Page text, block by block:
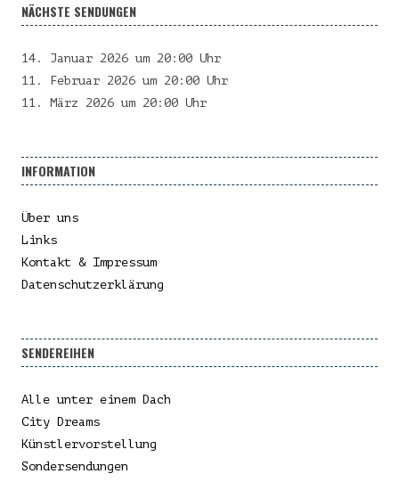
NÄCHSTE SENDUNGEN
14. Januar 2026 um 20:00 Uhr
11. Februar 2026 um 20:00 Uhr
11. März 2026 um 20:00 Uhr
INFORMATION
Über uns
Links
Kontakt & Impressum
Datenschutzerklärung
SENDEREIHEN
Alle unter einem Dach
City Dreams
Künstlervorstellung
Sondersendungen